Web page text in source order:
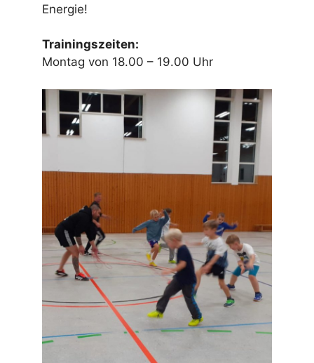
Energie!
Trainingszeiten:
Montag von 18.00 – 19.00 Uhr